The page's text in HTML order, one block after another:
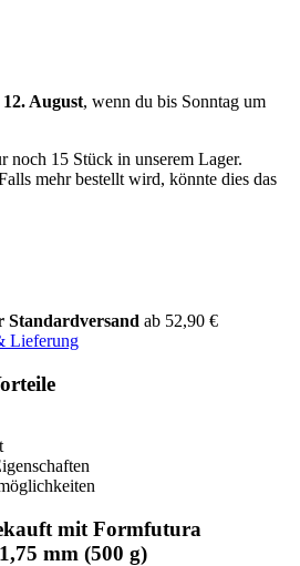
August, wenn du bis Sonntag um
noch 15 Stück in unserem Lager.
mehr bestellt wird, könnte dies das
Standardversand ab 52,90 €
Lieferung
mit Formfutura
mm (500 g)